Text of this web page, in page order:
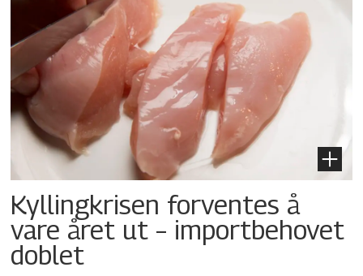
Kyllingkrisen forventes å
vare året ut – importbehovet
doblet